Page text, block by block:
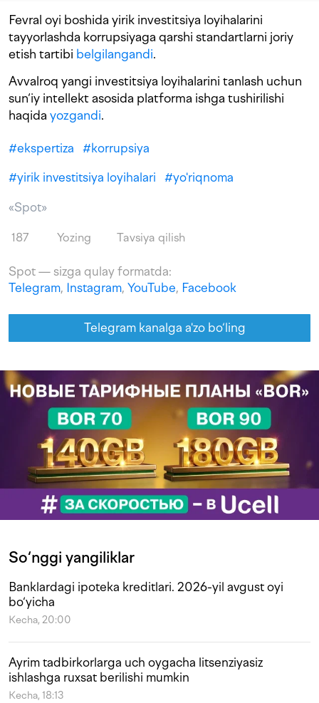
Fevral oyi boshida yirik investitsiya loyihalarini
tayyorlashda korrupsiyaga qarshi standartlarni joriy
etish tartibi belgilangandi.
Avvalroq yangi investitsiya loyihalarini tanlash uchun
sun‘iy intellekt asosida platforma ishga tushirilishi
haqida yozgandi.
#ekspertiza #korrupsiya
#yirik investitsiya loyihalari #yo'riqnoma
«Spot»
187 Yozing Tavsiya qilish
Spot — sizga qulay formatda:
Telegram, Instagram, YouTube, Facebook
Telegram kanalga a'zo bo‘ling
So‘nggi yangiliklar
Banklardagi ipoteka kreditlari. 2026-yil avgust oyi
bo‘yicha
Kecha, 20:00
Ayrim tadbirkorlarga uch oygacha litsenziyasiz
ishlashga ruxsat berilishi mumkin
Kecha, 18:13